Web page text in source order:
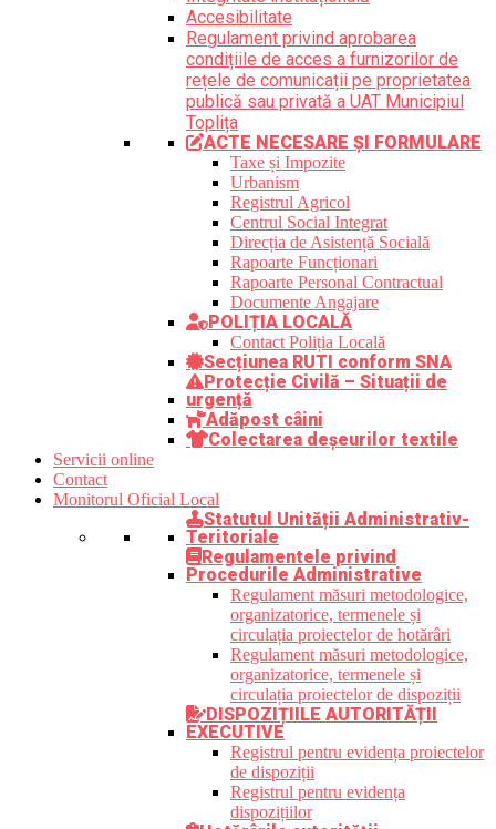
Accesibilitate
Regulament privind aprobarea
condițiile de acces a furnizorilor de
rețele de comunicații pe proprietatea
publică sau privată a UAT Municipiul
Toplița
ACTE NECESARE ȘI FORMULARE
Taxe și Impozite
Urbanism
Registrul Agricol
Centrul Social Integrat
Direcția de Asistență Socială
Rapoarte Funcționari
Rapoarte Personal Contractual
Documente Angajare
POLIȚIA LOCALĂ
Contact Poliția Locală
Secțiunea RUTI conform SNA
Protecție Civilă – Situații de
urgență
Adăpost câini
Colectarea deșeurilor textile
Servicii online
Contact
Monitorul Oficial Local
Statutul Unității Administrativ-
Teritoriale
Regulamentele privind
Procedurile Administrative
Regulament măsuri metodologice,
organizatorice, termenele și
circulația proiectelor de hotărâri
Regulament măsuri metodologice,
organizatorice, termenele și
circulația proiectelor de dispoziții
DISPOZIȚIILE AUTORITĂȚII
EXECUTIVE
Registrul pentru evidența proiectelor
de dispoziții
Registrul pentru evidența
dispozițiilor